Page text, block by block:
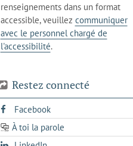
renseignements dans un format
accessible, veuillez communiquer
avec le personnel chargé de
l'accessibilité.
Restez connecté
Facebooks'ouvre
dans
un
À toi la parole
opens